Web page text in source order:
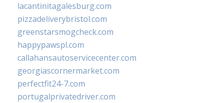
lacantinitagalesburg.com
pizzadeliverybristol.com
greenstarsmogcheck.com
happypawspl.com
callahansautoservicecenter.com
georgiascornermarket.com
perfectfit24-7.com
portugalprivatedriver.com